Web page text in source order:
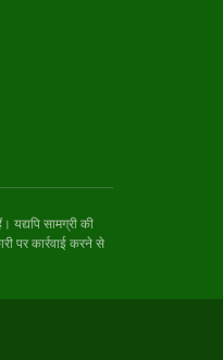
यद्यपि सामग्री की
पर कार्रवाई करने से